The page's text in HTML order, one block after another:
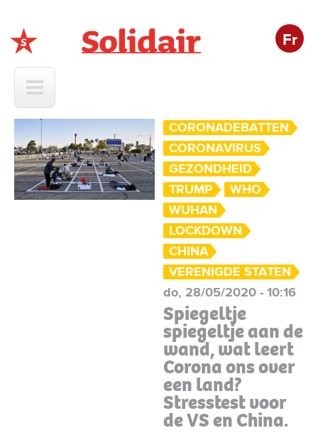
Fr
CORONADEBATTEN
CORONAVIRUS
GEZONDHEID
TRUMP
WHO
WUHAN
LOCKDOWN
CHINA
VERENIGDE STATEN
do, 28/05/2020 - 10:16
Spiegeltje
spiegeltje aan de
wand, wat leert
Corona ons over
een land?
Stresstest voor
de VS en China.